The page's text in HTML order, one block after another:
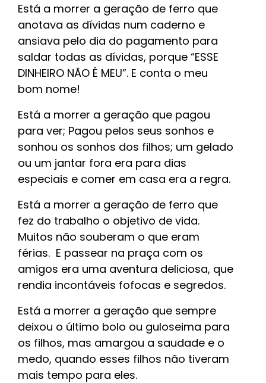
Está a morrer a geração de ferro que
anotava as dívidas num caderno e
ansiava pelo dia do pagamento para
saldar todas as dívidas, porque “ESSE
DINHEIRO NÃO É MEU”. E conta o meu
bom nome!
Está a morrer a geração que pagou
para ver; Pagou pelos seus sonhos e
sonhou os sonhos dos filhos; um gelado
ou um jantar fora era para dias
especiais e comer em casa era a regra.
Está a morrer a geração de ferro que
fez do trabalho o objetivo de vida.
Muitos não souberam o que eram
férias. E passear na praça com os
amigos era uma aventura deliciosa, que
rendia incontáveis fofocas e segredos.
Está a morrer a geração que sempre
deixou o último bolo ou guloseima para
os filhos, mas amargou a saudade e o
medo, quando esses filhos não tiveram
mais tempo para eles.